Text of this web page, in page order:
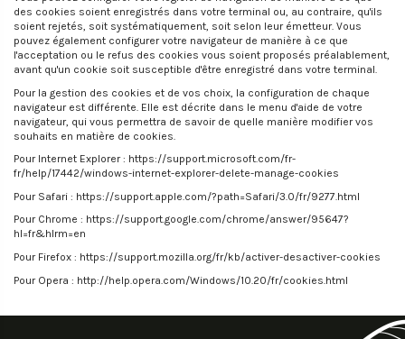
des cookies soient enregistrés dans votre terminal ou, au contraire, qu'ils
soient rejetés, soit systématiquement, soit selon leur émetteur. Vous
pouvez également configurer votre navigateur de manière à ce que
l'acceptation ou le refus des cookies vous soient proposés préalablement,
avant qu'un cookie soit susceptible d'être enregistré dans votre terminal.
Pour la gestion des cookies et de vos choix, la configuration de chaque
navigateur est différente. Elle est décrite dans le menu d'aide de votre
navigateur, qui vous permettra de savoir de quelle manière modifier vos
souhaits en matière de cookies.
Pour Internet Explorer : https://support.microsoft.com/fr-
fr/help/17442/windows-internet-explorer-delete-manage-cookies
Pour Safari : https://support.apple.com/?path=Safari/3.0/fr/9277.html
Pour Chrome : https://support.google.com/chrome/answer/95647?
hl=fr&hlrm=en
Pour Firefox : https://support.mozilla.org/fr/kb/activer-desactiver-cookies
Pour Opera : http://help.opera.com/Windows/10.20/fr/cookies.html